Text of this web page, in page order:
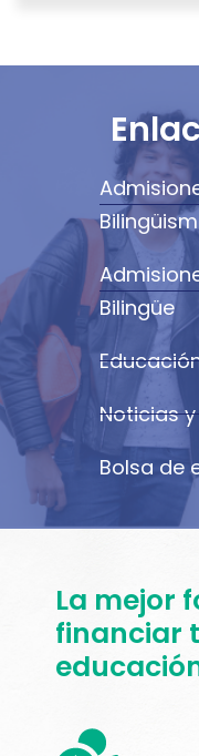
Bilingüe
Noticias
Bolsa de
La mejor
financiar